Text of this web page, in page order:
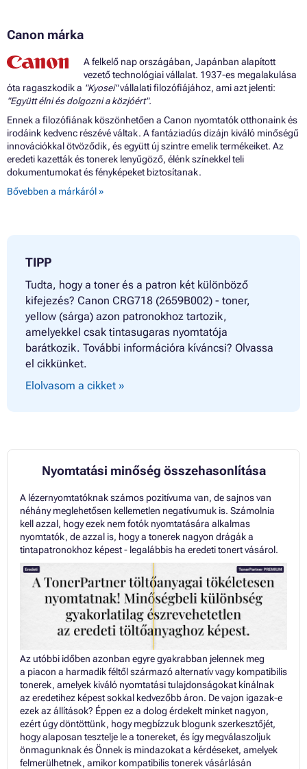
Canon márka
A felkelő nap országában, Japánban alapított
vezető technológiai vállalat. 1937-es megalakulása
óta ragaszkodik a "Kyosei"vállalati filozófiájához, ami azt jelenti:
"Együtt élni és dolgozni a közjóért".
Ennek a filozófiának köszönhetően a Canon nyomtatók otthonaink és
irodáink kedvenc részévé váltak. A fantáziadús dizájn kiváló minőségű
innovációkkal ötvöződik, és együtt új szintre emelik termékeiket. Az
eredeti kazetták és tonerek lenyűgöző, élénk színekkel teli
dokumentumokat és fényképeket biztosítanak.
Bővebben a márkáról »
TIPP
Tudta, hogy a toner és a patron két különböző
kifejezés? Canon CRG718 (2659B002) - toner,
yellow (sárga) azon patronokhoz tartozik,
amelyekkel csak tintasugaras nyomtatója
barátkozik. További információra kíváncsi? Olvassa
el cikkünket.
Elolvasom a cikket »
Nyomtatási minőség összehasonlítása
A lézernyomtatóknak számos pozitívuma van, de sajnos van
néhány meglehetősen kellemetlen negatívumuk is. Számolnia
kell azzal, hogy ezek nem fotók nyomtatására alkalmas
nyomtatók, de azzal is, hogy a tonerek nagyon drágák a
tintapatronokhoz képest - legalábbis ha eredeti tonert vásárol.
Az utóbbi időben azonban egyre gyakrabban jelennek meg
a piacon a harmadik féltől származó alternatív vagy kompatibilis
tonerek, amelyek kiváló nyomtatási tulajdonságokat kínálnak
az eredetihez képest sokkal kedvezőbb áron. De vajon igazak-e
ezek az állítások? Éppen ez a dolog érdekelt minket nagyon,
ezért úgy döntöttünk, hogy megbízzuk blogunk szerkesztőjét,
hogy alaposan tesztelje le a tonereket, és így megválaszoljuk
önmagunknak és Önnek is mindazokat a kérdéseket, amelyek
felmerülhetnek, amikor kompatibilis tonerek vásárlásán